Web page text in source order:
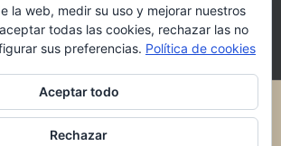
de Lanzarote · Cabildo de Lanzarote
la web, medir su uso y mejorar nuestros
todas las cookies, rechazar las no
sus preferencias. Política de cookies
Aceptar todo
Rechazar